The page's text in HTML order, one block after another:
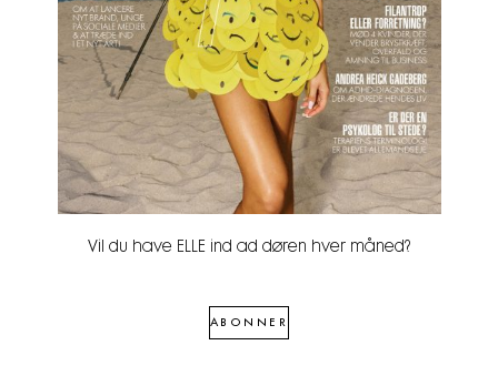
Vil du have ELLE ind ad døren hver måned?
ABONNER